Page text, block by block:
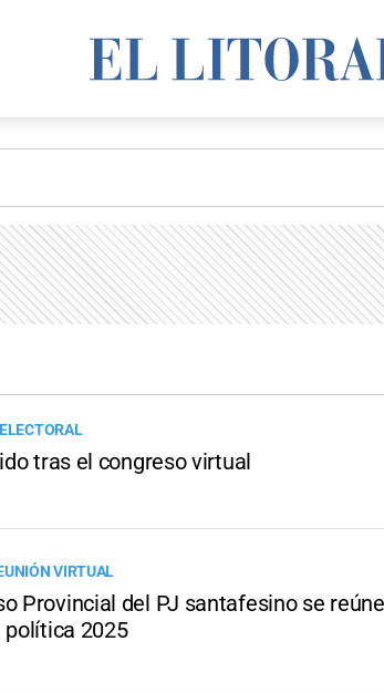
tras el congreso virtual
VIRTUAL
Provincial del PJ santafesino se
2025